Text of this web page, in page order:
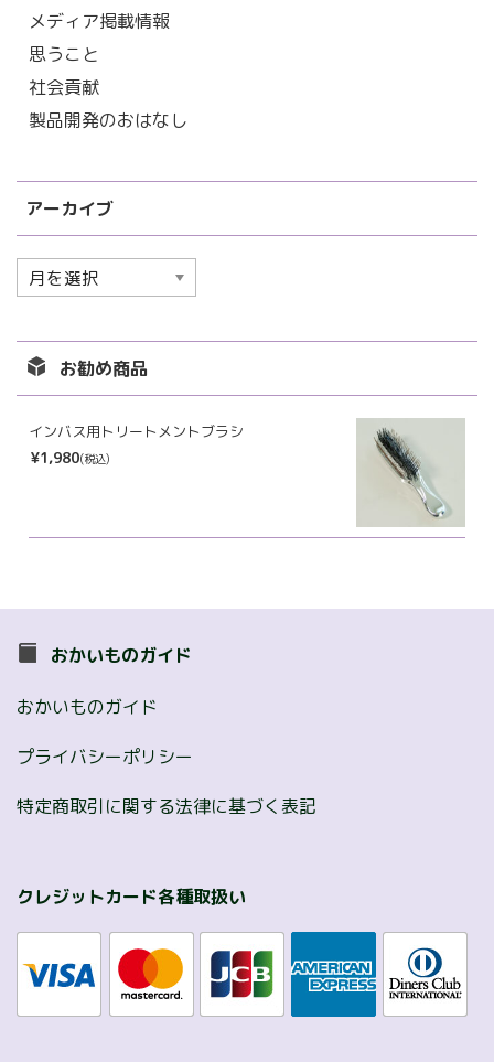
メディア掲載情報
思うこと
社会貢献
製品開発のおはなし
アーカイブ
ア
ー
イ
ブ
お勧め商品
インバス用トリートメントブラシ
¥1,980(税込)
おかいものガイド
おかいものガイド
プライバシーポリシー
特定商取引に関する法律に基づく表記
クレジットカード各種取扱い